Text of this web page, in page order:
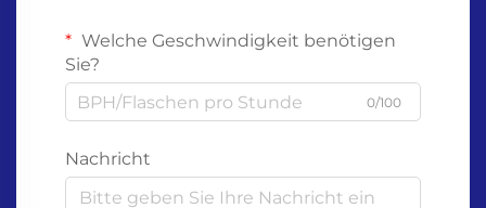
Welche Geschwindigkeit benötigen
Sie?
0/100
Nachricht